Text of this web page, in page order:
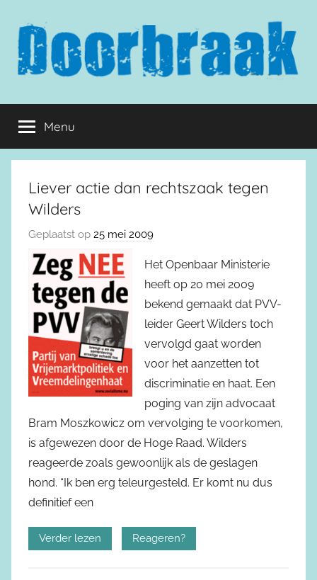
inhoud
springen
Doorbraak.eu
Menu
Liever actie dan rechtszaak tegen
Wilders
Geplaatst op 25 mei 2009
Het Openbaar Ministerie
heeft op 20 mei 2009
bekend gemaakt dat PVV-
leider Geert Wilders toch
vervolgd gaat worden
voor het aanzetten tot
discriminatie en haat. Een
poging van zijn advocaat
Bram Moszkowicz om vervolging te voorkomen,
is afgewezen door de Hoge Raad. Wilders
reageerde zoals gewoonlijk als de geslagen
hond. “Ik ben erg teleurgesteld. Er komt nu dus
definitief een
Verder lezen Reageren?